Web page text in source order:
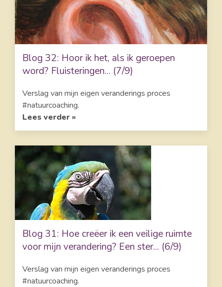
Blog 32: Hoor ik het, als ik geroepen
word? Fluisteringen... (7/9)
Verslag van mijn eigen veranderings proces
#natuurcoaching.
Lees verder »
Blog 31: Hoe creëer ik een veilige ruimte
voor mijn verandering? Een ster... (6/9)
Verslag van mijn eigen veranderings proces
#natuurcoaching.